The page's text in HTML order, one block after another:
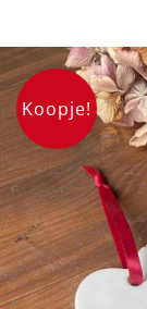
Koopje!